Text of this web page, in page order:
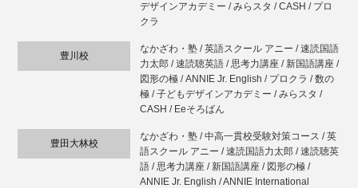
デザインアカデミー / みらスタ / CASH / プロ
クラ
豊川校
なかざわ・塾 / 英語スクール アニー / 速読国語
力太郎 / 速読聴英語 / 思考力講座 / 新国語講座 /
図形の極 / ANNIE Jr. English / プロクラ / 数の
極 / 子どもデザインアカデミー / みらスタ /
CASH / Eeそろばん
豊田大林校
なかざわ・塾 / 中高一貫校受験対策コース / 英
語スクール アニー / 速読国語力太郎 / 速読聴英
語 / 思考力講座 / 新国語講座 / 図形の極 /
ANNIE Jr. English / ANNIE International